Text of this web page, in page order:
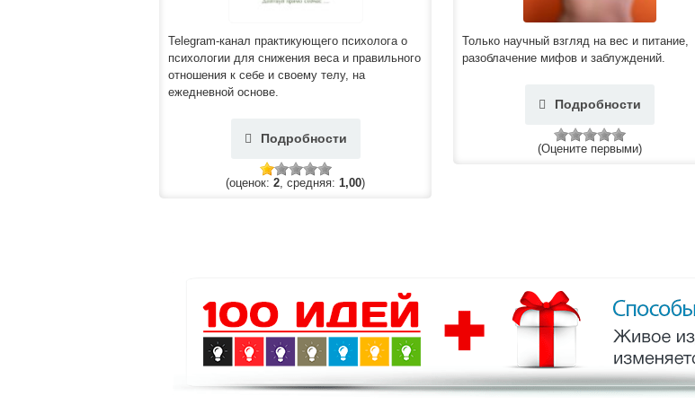
Telegram-канал практикующего психолога о
психологии для снижения веса и правильного
отношения к себе и своему телу, на
ежедневной основе.
Подробности
(оценок: 2, средняя: 1,00)
Только научный взгляд на вес и питание,
разоблачение мифов и заблуждений.
Подробности
(Оцените первыми)